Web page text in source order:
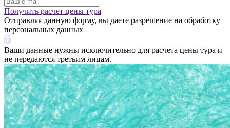
Получить расчет цены тура
Отправляя данную форму, вы даете разрешение на обработку
персональных данных
Ваши данные нужны исключительно для расчета цены тура и
не передаются третьим лицам.